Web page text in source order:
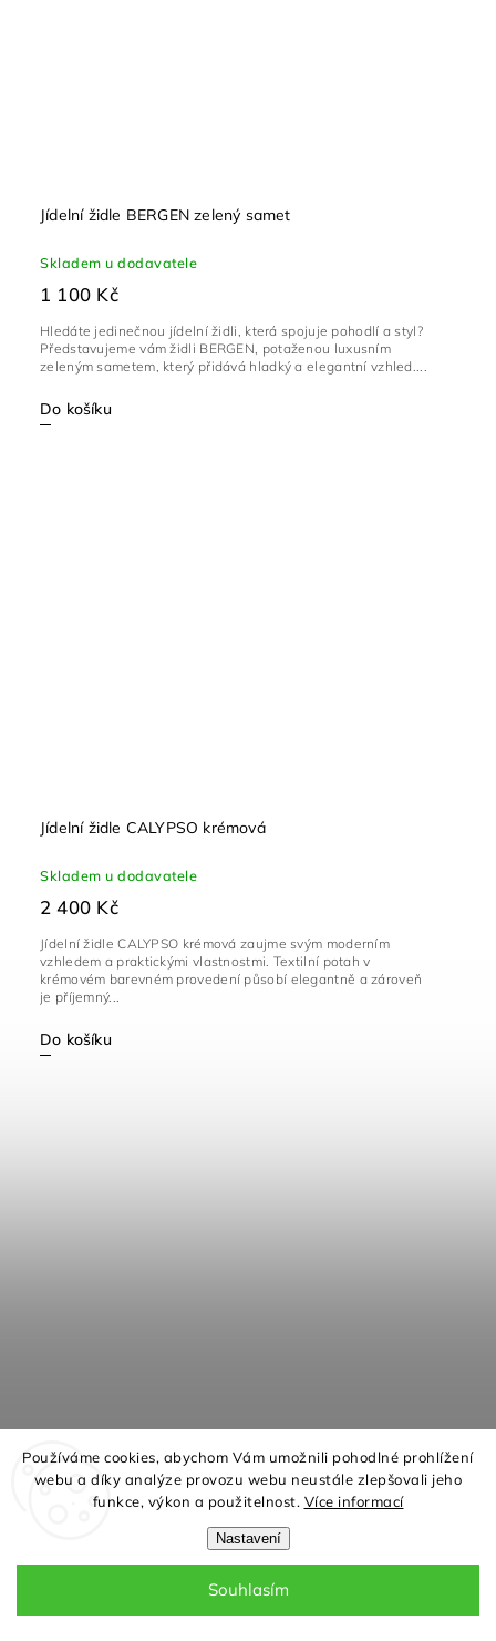
Používáme cookies, abychom Vám umožnili pohodlné prohlížení
webu a díky analýze provozu webu neustále zlepšovali jeho
funkce, výkon a použitelnost. Více informací
Nastavení
Souhlasím
Jídelní židle BERGEN zelený samet
Skladem u dodavatele
1 100 Kč
Do košíku
Hledáte jedinečnou jídelní židli, která spojuje pohodlí a styl?
Představujeme vám židli BERGEN, potaženou luxusním
zeleným sametem, který přidává hladký a elegantní vzhled....
Jídelní židle CALYPSO krémová
Skladem u dodavatele
2 400 Kč
Do košíku
Jídelní židle CALYPSO krémová zaujme svým moderním
vzhledem a praktickými vlastnostmi. Textilní potah v
krémovém barevném provedení působí elegantně a zároveň
je příjemný...
Jídelní židle DELTA modrý samet
Skladem u dodavatele
Tato židle s potahem z jemného sametu přináší pohodlí a styl